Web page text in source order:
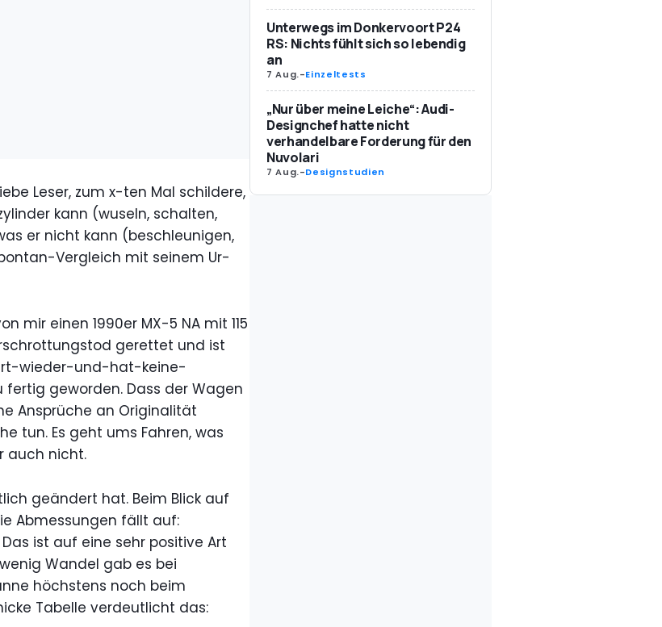
Leser, zum x-ten Mal schildere,
kann (wuseln, schalten,
er nicht kann (beschleunigen,
Vergleich mit seinem Ur-
mir einen 1990er MX-5 NA mit 115
gerettet und ist
wieder-und-hat-keine-
geworden. Dass der Wagen
Ansprüche an Originalität
tun. Es geht ums Fahren, was
auch nicht.
geändert hat. Beim Blick auf
Abmessungen fällt auf:
ist auf eine sehr positive Art
Wandel gab es bei
höchstens noch beim
Tabelle verdeutlicht das:
Unterwegs im Donkervoort P24
RS: Nichts fühlt sich so lebendig
an
7 Aug.-Einzeltests
„Nur über meine Leiche“: Audi-
Designchef hatte nicht
verhandelbare Forderung für den
Nuvolari
7 Aug.-Designstudien